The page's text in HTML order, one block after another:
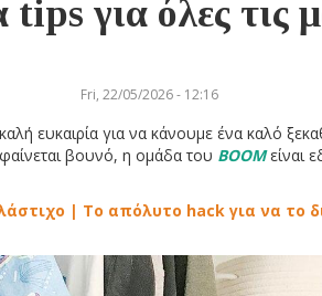
για όλες τις
Fri, 22/05/2026 - 12:16
ευκαιρία για να κάνουμε ένα καλό
βουνό, η ομάδα του BOOM είναι
| Το απόλυτο hack για να το